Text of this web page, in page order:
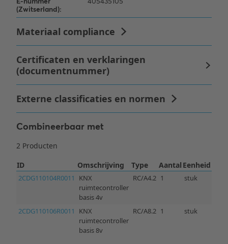
Combineerbaar met